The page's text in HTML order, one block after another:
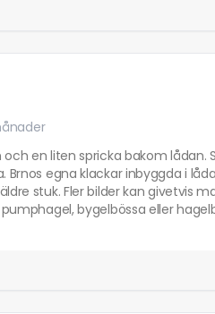
en liten spricka bakom lådan.
egna klackar inbyggda i
stuk. Fler bilder kan givetvis
bygelbössa eller